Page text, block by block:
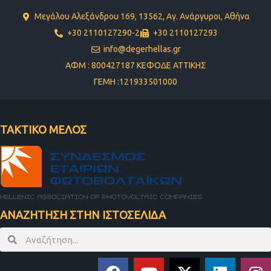
Μεγάλου Αλεξάνδρου 169, 13562, Αγ. Ανάργυροι, Αθήνα
+30 2110127290-2
+30 2110127293
info@degerhellas.gr
ΑΦΜ : 800427187 ΚΕΦΟΔΕ ΑΤΤΙΚΗΣ
ΓΕΜΗ :121933501000
ΤΑΚΤΙΚΟ ΜΕΛΟΣ
ΑΝΑΖΗΤΗΣΗ ΣΤΗΝ ΙΣΤΟΣΕΛΙΔΑ
SearchSearch
F Y X L I